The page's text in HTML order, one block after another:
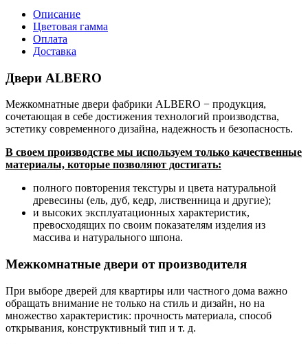
Описание
Цветовая гамма
Оплата
Доставка
Двери ALBERO
Межкомнатные двери фабрики ALBERO − продукция,
сочетающая в себе достижения технологий производства,
эстетику современного дизайна, надежность и безопасность.
В своем производстве мы используем только качественные
материалы, которые позволяют достигать:
полного повторения текстуры и цвета натуральной
древесины (ель, дуб, кедр, лиственница и другие);
и высоких эксплуатационных характеристик,
превосходящих по своим показателям изделия из
массива и натурального шпона.
Межкомнатные двери от производителя
При выборе дверей для квартиры или частного дома важно
обращать внимание не только на стиль и дизайн, но на
множество характеристик: прочность материала, способ
открывания, конструктивный тип и т. д.